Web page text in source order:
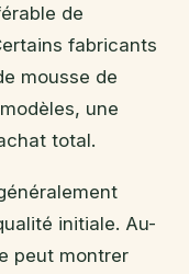
de
fabricants
mousse de
une
total.
initiale. Au-
peut montrer